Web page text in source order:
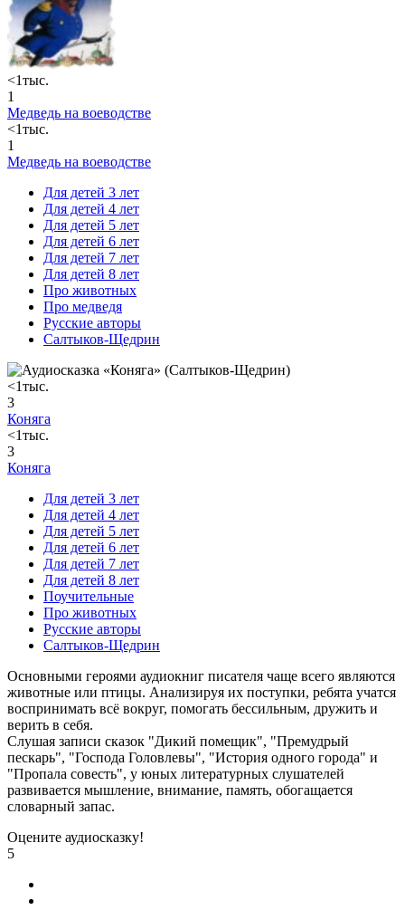
<1тыс.
1
Медведь на воеводстве
<1тыс.
1
Медведь на воеводстве
Для детей 3 лет
Для детей 4 лет
Для детей 5 лет
Для детей 6 лет
Для детей 7 лет
Для детей 8 лет
Про животных
Про медведя
Русские авторы
Салтыков-Щедрин
<1тыс.
3
Коняга
<1тыс.
3
Коняга
Для детей 3 лет
Для детей 4 лет
Для детей 5 лет
Для детей 6 лет
Для детей 7 лет
Для детей 8 лет
Поучительные
Про животных
Русские авторы
Салтыков-Щедрин
Основными героями аудиокниг писателя чаще всего являются
животные или птицы. Анализируя их поступки, ребята учатся
воспринимать всё вокруг, помогать бессильным, дружить и
верить в себя.
Слушая записи сказок "Дикий помещик", "Премудрый
пескарь", "Господа Головлевы", "История одного города" и
"Пропала совесть", у юных литературных слушателей
развивается мышление, внимание, память, обогащается
словарный запас.
Оцените аудиосказку!
5